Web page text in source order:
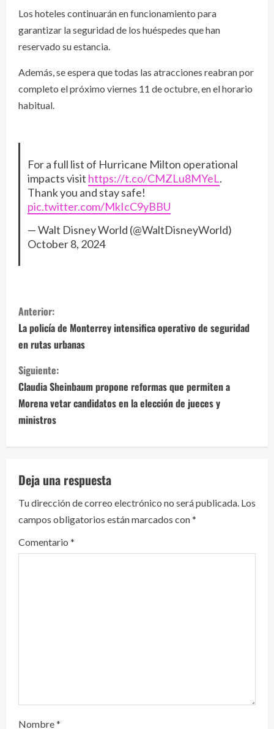
Los hoteles continuarán en funcionamiento para
garantizar la seguridad de los huéspedes que han
reservado su estancia.
Además, se espera que todas las atracciones reabran por
completo el próximo viernes 11 de octubre, en el horario
habitual.
For a full list of Hurricane Milton operational
impacts visit https://t.co/CMZLu8MYeL.
Thank you and stay safe!
pic.twitter.com/MkIcC9yBBU
— Walt Disney World (@WaltDisneyWorld)
October 8, 2024
S
i
g
u
e
y
e
n
d
Anterior:
La policía de Monterrey intensifica operativo de seguridad
en rutas urbanas
Siguiente:
Claudia Sheinbaum propone reformas que permiten a
Morena vetar candidatos en la elección de jueces y
ministros
Deja una respuesta
Tu dirección de correo electrónico no será publicada. Los
campos obligatorios están marcados con*
Comentario *
Nombre*